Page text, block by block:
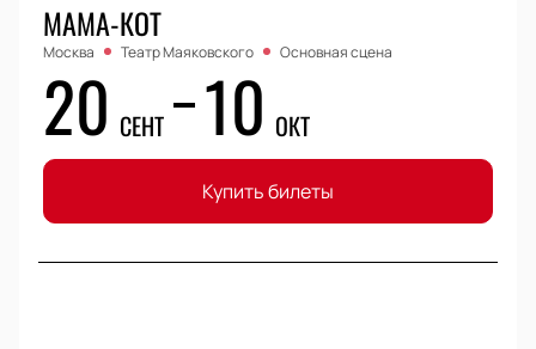
МАМА-КОТ
Москва Театр Маяковского Основная сцена
20 СЕНТ 10 ОКТ
Купить билеты